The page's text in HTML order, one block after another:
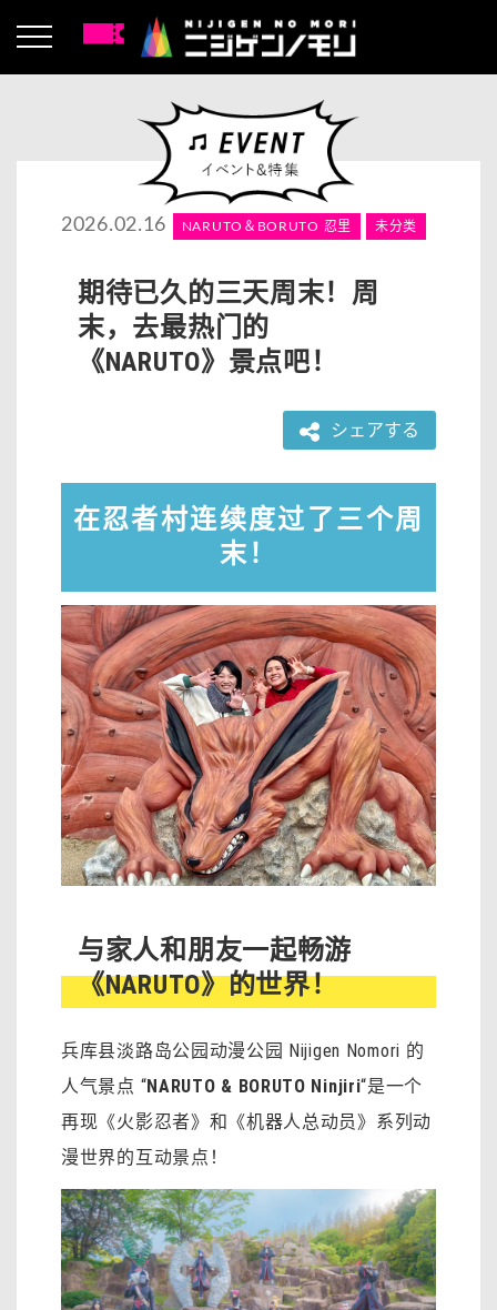
2026.02.16 NARUTO＆BORUTO 忍里 未分类
期待已久的三天周末！周
末，去最热门的
《NARUTO》景点吧！
シェアする
在忍者村连续度过了三个周
末！
与家人和朋友一起畅游
《NARUTO》的世界！
兵库县淡路岛公园动漫公园 Nijigen Nomori 的
人气景点 “NARUTO & BORUTO Ninjiri“是一个
再现《火影忍者》和《机器人总动员》系列动
漫世界的互动景点！